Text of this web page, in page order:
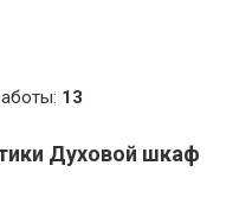
13
Духовой шкаф